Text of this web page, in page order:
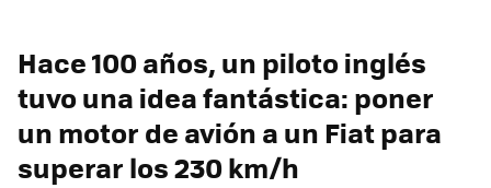
Hace 100 años, un piloto inglés
tuvo una idea fantástica: poner
un motor de avión a un Fiat para
superar los 230 km/h